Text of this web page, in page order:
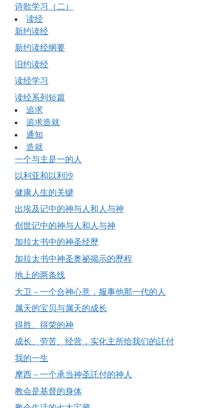
诗歌学习（二）
读经
新约读经
新约读经纲要
旧约读经
读经学习
读经系列短篇
追求
追求造就
通知
造就
一个与主是一的人
以利亚和以利沙
健康人生的关键
出埃及记中的神与人和人与神
创世记中的神与人和人与神
加拉太书中的神圣经歷
加拉太书中神圣奥祕揭示的歷程
地上的两条线
大卫－一个合神心意，服事他那一代的人
属天的宝贝与属天的成长
得胜、得荣的神
成长、劳苦、经营，实化主所给我们的託付
我的一生
摩西－一个承当神圣託付的神人
教会是基督的身体